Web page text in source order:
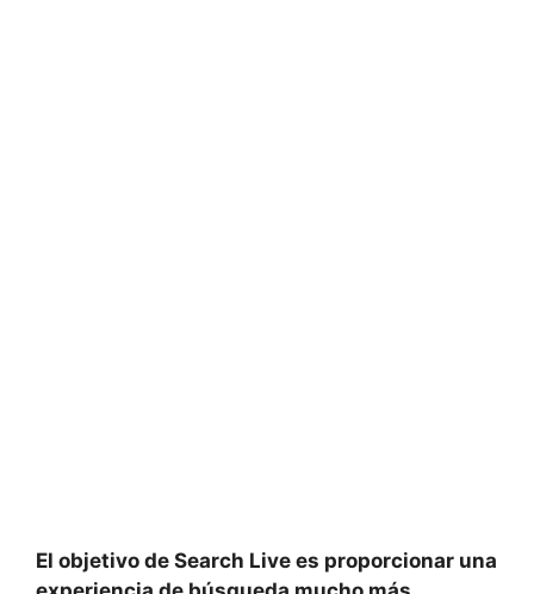
El objetivo de Search Live es proporcionar una